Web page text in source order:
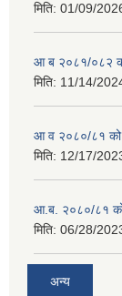
मिति: 01/09/
आ ब २०८१/०८२ को
मिति: 11/14/
आ व २०८०/८१ को
मिति: 12/17/
आ.ब. २०८०/८१ को
मिति: 06/28/
अन्य